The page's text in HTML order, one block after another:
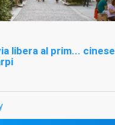
libera al prim...